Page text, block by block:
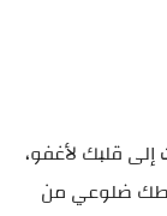
إلى قلبك لأغفو،
ضلوعي من